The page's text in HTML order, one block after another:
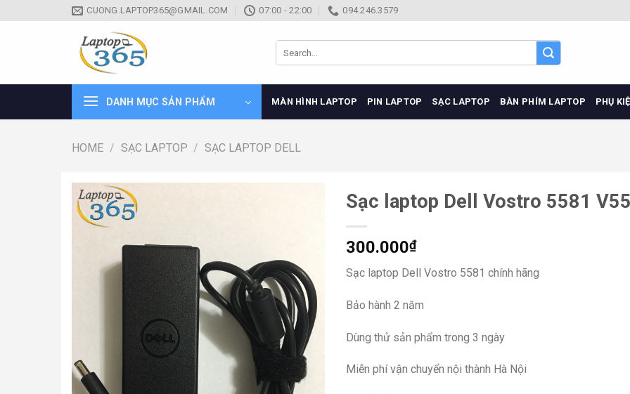
to
CUONG.LAPTOP365@GMAIL.COM 07:00 - 22:00 094.246.3579
DANH MỤC SẢN PHẨM MÀN HÌNH LAPTOP PIN LAPTOP SẠC LAPTOP BÀN PHÍM LAPTOP PHỤ
HOME / SẠC LAPTOP / SẠC LAPTOP DELL
Sạc laptop Dell Vostro 5581
300.000₫
Sạc laptop Dell Vostro 5581 chính hãng
Bảo hành 2 năm
Dùng thử sản phẩm trong 3 ngày
Miễn phí vận chuyển nội thành Hà Nội